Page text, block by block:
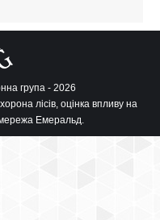
група - 2026
лісів, оцінка впливу на
мережа Емеральд.